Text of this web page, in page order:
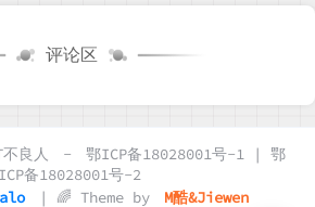
评论区
良人 -
鄂ICP备18028001号-1 | 鄂
ICP备18028001号-2
| 🌈 Theme by M酷&Jiewen